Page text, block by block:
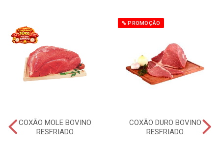
COXÃO MOLE BOVINO
RESFRIADO
% PROMOÇÃO
COXÃO DURO BOVINO
RESFRIADO